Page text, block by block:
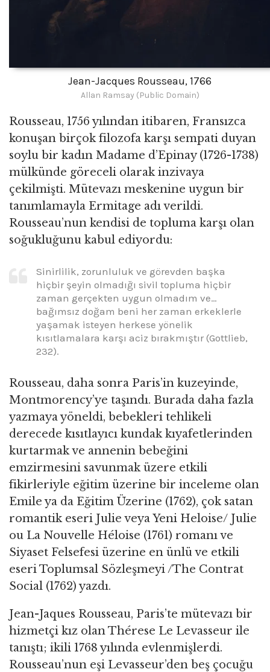
Jean-Jacques Rousseau, 1766
Allan Ramsay (Public Domain)
Rousseau, 1756 yılından itibaren, Fransızca
konuşan birçok filozofa karşı sempati duyan
soylu bir kadın Madame d’Epinay (1726-1738)
mülkünde göreceli olarak inzivaya
çekilmişti. Mütevazı meskenine uygun bir
tanımlamayla Ermitage adı verildi.
Rousseau’nun kendisi de topluma karşı olan
soğukluğunu kabul ediyordu:
Sinirlilik, zorunluluk ve görevden başka
hiçbir şeyin olmadığı sivil topluma hiçbir
zaman gerçekten uygun olmadım ve…
bağımsız doğam beni her zaman erkeklerle
yaşamak isteyen herkese yönelik
kısıtlamalara karşı aciz bırakmıştır (Gottlieb,
232).
Rousseau, daha sonra Paris’in kuzeyinde,
Montmorency’ye taşındı. Burada daha fazla
yazmaya yöneldi, bebekleri tehlikeli
derecede kısıtlayıcı kundak kıyafetlerinden
kurtarmak ve annenin bebeğini
emzirmesini savunmak üzere etkili
fikirleriyle eğitim üzerine bir inceleme olan
Emile ya da Eğitim Üzerine (1762), çok satan
romantik eseri Julie veya Yeni Heloise/ Julie
ou La Nouvelle Héloise (1761) romanı ve
Siyaset Felsefesi üzerine en ünlü ve etkili
eseri Toplumsal Sözleşmeyi /The Contrat
Social (1762) yazdı.
Jean-Jaques Rousseau, Paris’te mütevazı bir
hizmetçi kız olan Thérese Le Levasseur ile
tanıştı; ikili 1768 yılında evlenmişlerdi.
Rousseau’nun eşi Levasseur’den beş çocuğu